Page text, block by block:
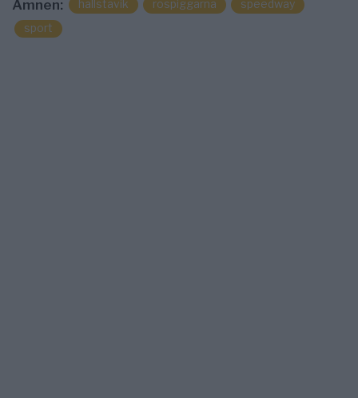
Ämnen: hallstavik rospiggarna
speedway
sport